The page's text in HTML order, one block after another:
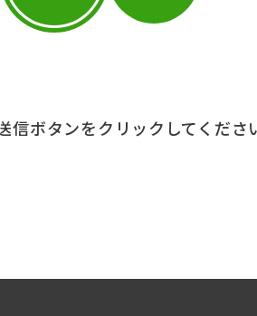
信ボタンをクリックしてくださ